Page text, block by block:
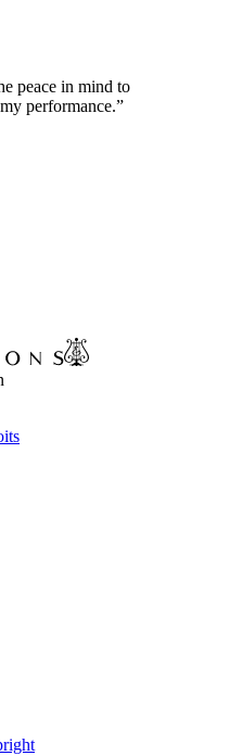
peace in mind to
performance.”